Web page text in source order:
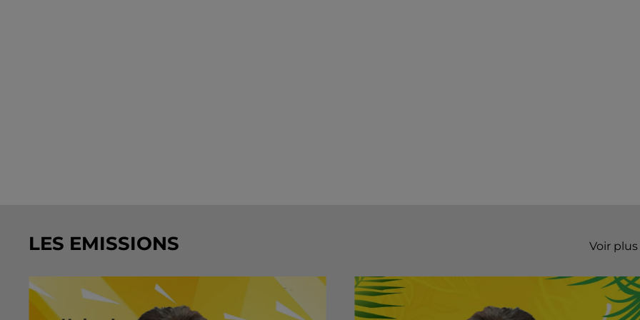
LES EMISSIONS Voir plus